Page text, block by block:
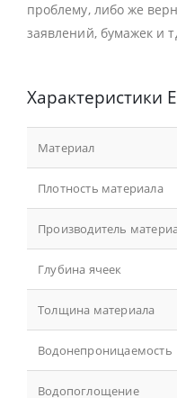
проблему, либо же
заявлений, бумажек и
Характеристики
Материал
Плотность материала
Производитель
Глубина ячеек
Толщина материала
Водонепроницаемость
Водопоглощение